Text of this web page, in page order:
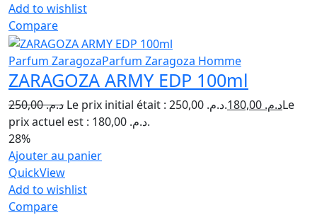
Add to wishlist
Compare
Parfum ZaragozaParfum Zaragoza Homme
ZARAGOZA ARMY EDP 100ml
د.م.250,00 Le prix initial était : د.م. 250,00. د.م.Le
prix actuel est : د.م. 180,00.
28%
Ajouter au panier
QuickView
Add to wishlist
Compare